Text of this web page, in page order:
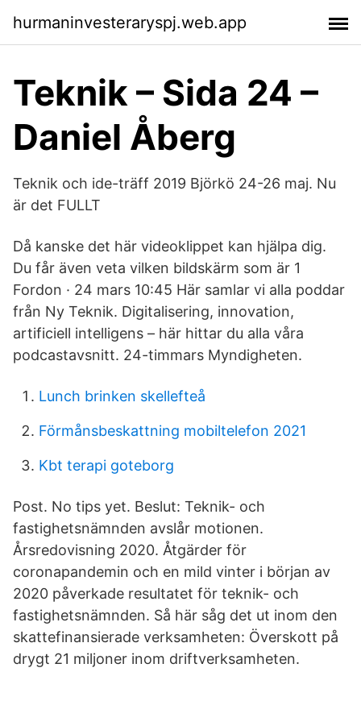
hurmaninvesteraryspj.web.app
Teknik – Sida 24 –
Daniel Åberg
Teknik och ide-träff 2019 Björkö 24-26 maj. Nu
är det FULLT
Då kanske det här videoklippet kan hjälpa dig.
Du får även veta vilken bildskärm som är 1
Fordon · 24 mars 10:45 Här samlar vi alla poddar
från Ny Teknik. Digitalisering, innovation,
artificiell intelligens – här hittar du alla våra
podcastavsnitt. 24-timmars Myndigheten.
Lunch brinken skellefteå
Förmånsbeskattning mobiltelefon 2021
Kbt terapi goteborg
Post. No tips yet. Beslut: Teknik- och
fastighetsnämnden avslår motionen.
Årsredovisning 2020. Åtgärder för
coronapandemin och en mild vinter i början av
2020 påverkade resultatet för teknik- och
fastighetsnämnden. Så här såg det ut inom den
skattefinansierade verksamheten: Överskott på
drygt 21 miljoner inom driftverksamheten.